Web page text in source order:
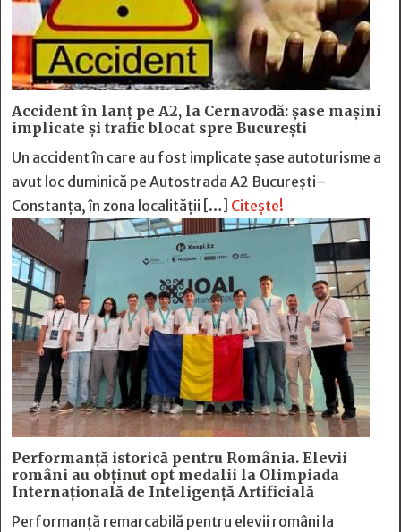
Accident în lanț pe A2, la Cernavodă: șase mașini
implicate și trafic blocat spre București
Un accident în care au fost implicate șase autoturisme a
avut loc duminică pe Autostrada A2 București–
Constanța, în zona localității […] Citește!
Performanță istorică pentru România. Elevii
români au obținut opt medalii la Olimpiada
Internațională de Inteligență Artificială
Performanță remarcabilă pentru elevii români la